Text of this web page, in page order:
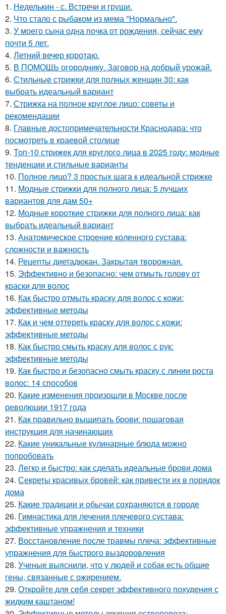
1. Неделькин - с. Встречи и груши.
2. Что стало с рыбаком из мема "Нормально".
3. У моего сына одна почка от рождения, сейчас ему
почти 5 лет.
4. Летний вечер коротаю.
5. В ПОМОЩЬ огороднику. Заговор на добрый урожай.
6. Стильные стрижки для полных женщин 30: как
выбрать идеальный вариант
7. Стрижка на полное круглое лицо: советы и
рекомендации
8. Главные достопримечательности Краснодара: что
посмотреть в краевой столице
9. Топ-10 стрижек для круглого лица в 2025 году: модные
тенденции и стильные варианты
10. Полное лицо? 3 простых шага к идеальной стрижке
11. Модные стрижки для полного лица: 5 лучших
вариантов для дам 50+
12. Модные короткие стрижки для полного лица: как
выбрать идеальный вариант
13. Анатомическое строение коленного сустава:
сложности и важность
14. Рецепты диетадюкан. Закрытая творожная.
15. Эффективно и безопасно: чем отмыть голову от
краски для волос
16. Как быстро отмыть краску для волос с кожи:
эффективные методы
17. Как и чем оттереть краску для волос с кожи:
эффективные методы
18. Как быстро смыть краску для волос с рук:
эффективные методы
19. Как быстро и безопасно смыть краску с линии роста
волос: 14 способов
20. Какие изменения произошли в Москве после
революции 1917 года
21. Как правильно выщипать брови: пошаговая
инструкция для начинающих
22. Какие уникальные кулинарные блюда можно
попробовать
23. Легко и быстро: как сделать идеальные брови дома
24. Секреты красивых бровей: как привести их в порядок
дома
25. Какие традиции и обычаи сохраняются в городе
26. Гимнастика для лечения плечевого сустава:
эффективные упражнения и техники
27. Восстановление после травмы плеча: эффективные
упражнения для быстрого выздоровления
28. Ученые выяснили, что у людей и собак есть общие
гены, связанные с ожирением.
29. Откройте для себя секрет эффективного похудения с
жидким каштаном!